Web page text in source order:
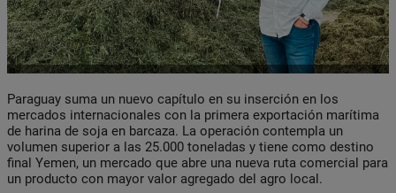
Paraguay suma un nuevo capítulo en su inserción en los
mercados internacionales con la primera exportación marítima
de harina de soja en barcaza. La operación contempla un
volumen superior a las 25.000 toneladas y tiene como destino
final Yemen, un mercado que abre una nueva ruta comercial para
un producto con mayor valor agregado del agro local.